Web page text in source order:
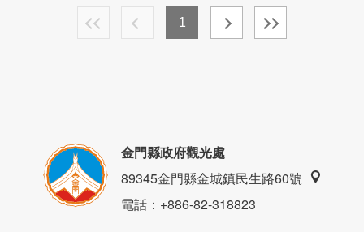
1
金門縣政府觀光處
89345金門縣金城鎮民生路60號
電話：+886-82-318823